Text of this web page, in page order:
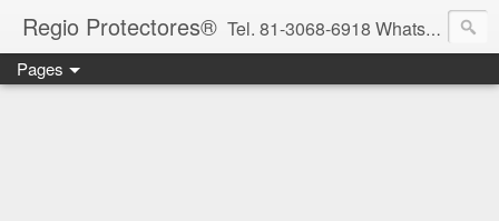
Regio Protectores® Tel. 81-3068-6918 WhatsApp 81-2636-2823 / 33-1145-3780 cotizacionregioprotectores@gmail.com / regioprotectores@gmail.com https://www.facebook.com/RegioProtectores/
Pages